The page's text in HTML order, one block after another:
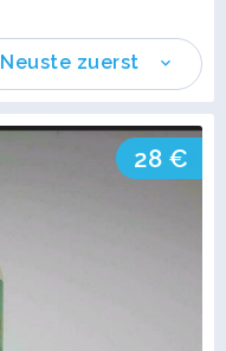
Neuste zuerst
28 €